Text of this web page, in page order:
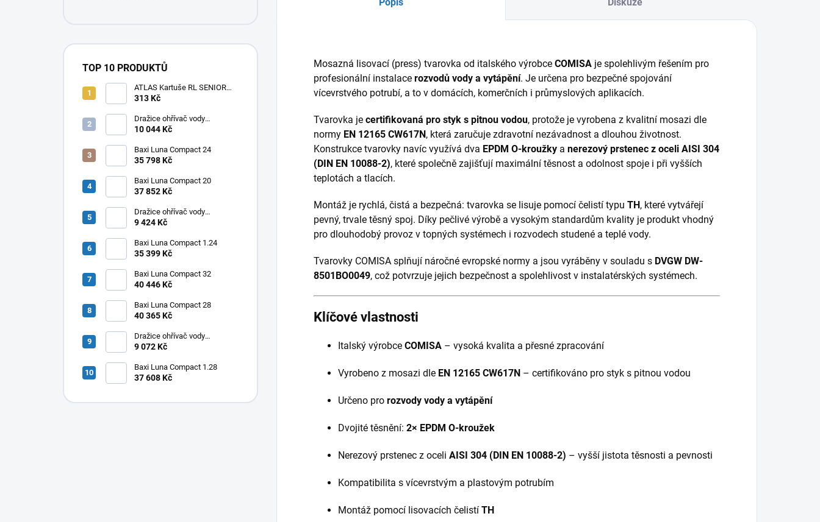
TOP 10 PRODUKTŮ
ATLAS Kartuše RL SENIOR
10" 50 MCR BX
313 Kč
Dražice ohřívač vody
elektrický svislý OKHE ONE/E
10 044 Kč
Baxi Luna Compact 24
35 798 Kč
Baxi Luna Compact 20
37 852 Kč
Dražice ohřívač vody
elektrický svislý OKHE ONE/E
9 424 Kč
Baxi Luna Compact 1.24
35 399 Kč
Baxi Luna Compact 32
40 446 Kč
Baxi Luna Compact 28
40 365 Kč
Dražice ohřívač vody
elektrický svislý OKHE ONE/E
9 072 Kč
Baxi Luna Compact 1.28
37 608 Kč
Mosazná lisovací (press) tvarovka od italského výrobce COMISA je spolehlivým řešením pro
profesionální instalace rozvodů vody a vytápění. Je určena pro bezpečné spojování
vícevrstvého potrubí, a to v domácích, komerčních i průmyslových aplikacích.
Tvarovka je certifikovaná pro styk s pitnou vodou, protože je vyrobena z kvalitní mosazi dle
normy EN 12165 CW617N , která zaručuje zdravotní nezávadnost a dlouhou životnost.
Konstrukce tvarovky navíc využívá dva EPDM O-kroužky a nerezový prstenec z oceli AISI 304
(DIN EN 10088-2), které společně zajišťují maximální těsnost a odolnost spoje i při vyšších
teplotách a tlacích.
Montáž je rychlá, čistá a bezpečná: tvarovka se lisuje pomocí čelistí typu TH , které vytvářejí
pevný, trvale těsný spoj. Díky pečlivé výrobě a vysokým standardům kvality je produkt vhodný
pro dlouhodobý provoz v topných systémech i rozvodech studené a teplé vody.
Tvarovky COMISA splňují náročné evropské normy a jsou vyráběny v souladu s DVGW DW-
8501BO0049, což potvrzuje jejich bezpečnost a spolehlivost v instalatérských systémech.
Klíčové vlastnosti
Italský výrobce COMISA – vysoká kvalita a přesné zpracování
Vyrobeno z mosazi dle EN 12165 CW617N – certifikováno pro styk s pitnou vodou
Určeno pro rozvody vody a vytápění
Dvojité těsnění: 2× EPDM O-kroužek
Nerezový prstenec z oceli AISI 304 (DIN EN 10088-2) – vyšší jistota těsnosti a pevnosti
Kompatibilita s vícevrstvým a plastovým potrubím
Montáž pomocí lisovacích čelistí TH